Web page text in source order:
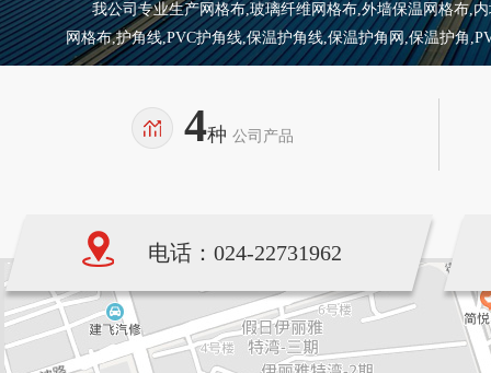
我公司专业生产网格布,玻璃纤维网格布,外墙保温网格布,内
网格布,护角线,PVC护角线,保温护角线,保温护角网,保温护角
4种 公司产品
电话：024-22731962